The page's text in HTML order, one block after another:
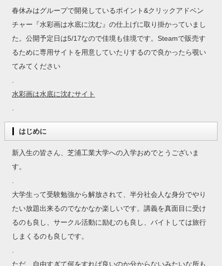
春休みはグループで開発しているポイント&クリックアドベン
チャー『水彩画は水底に沈む』の仕上げに取り掛かっていまし
た。公開予定日は5/17なので佳境も佳境です。Steamで販売す
るために専用サイトを用意していたりするので良かったら覗い
てみてください
水彩画は水底に沈むサイト
はじめに
新入生の皆さん、芝浦工業大学への入学おめでとうございま
す。
大学生って受験勉強から解放されて、半分社会人な身分でやり
たい放題出来るのでなかなか楽しいです。講義を真面目に受け
るのも良し、サークル活動に励むのも良し、バイトしては旅行
しまくるのも良しです。
ただ、自由すぎて何をすれば良いのか分からないみたいな所も